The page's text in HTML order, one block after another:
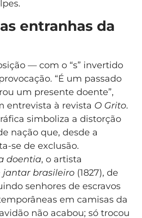
entranhas da
— com o “s” invertido
“É um passado
um presente doente”,
entrevista à revista O Grito.
simboliza a distorção
nação que, desde a
se de exclusão.
doentia, o artista
jantar brasileiro (1827), de
senhores de escravos
em camisas da
não acabou; só trocou